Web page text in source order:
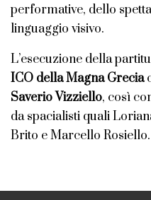
performative, dello
linguaggio visivo.
L’esecuzione della
ICO della Magna Grecia
Saverio Vizziello, così
da spacialisti quali
Brito e Marcello Rosiello.